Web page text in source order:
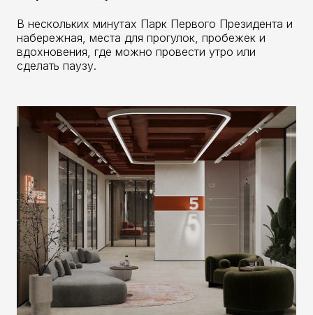
В нескольких минутах Парк Первого Президента и
набережная, места для прогулок, пробежек и
вдохновения, где можно провести утро или
сделать паузу.